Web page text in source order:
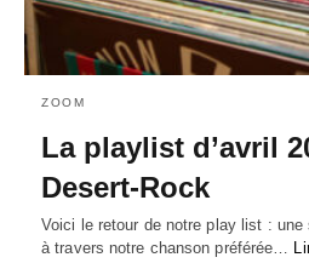
ZOOM
La playlist d’avril
Desert-Rock
Voici le retour de notre play list :
à travers notre chanson préférée…